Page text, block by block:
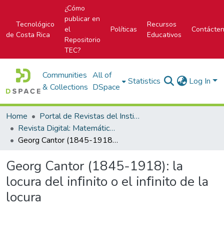
Tecnológico
de Costa Rica
¿Cómo
publicar en
el
Repositorio
TEC?
Políticas
Recursos
Educativos
Communities
& Collections
All of
DSpace
Statistics Log In
Home
Portal de Revistas del Instituto Tecnológico de Costa Rica
Revista Digital: Matemática, Educación e Internet
Georg Cantor (1845-1918): la locura del inﬁnito o el inﬁnito de la locura
Georg Cantor (1845-1918): la
locura del inﬁnito o el inﬁnito de la
locura